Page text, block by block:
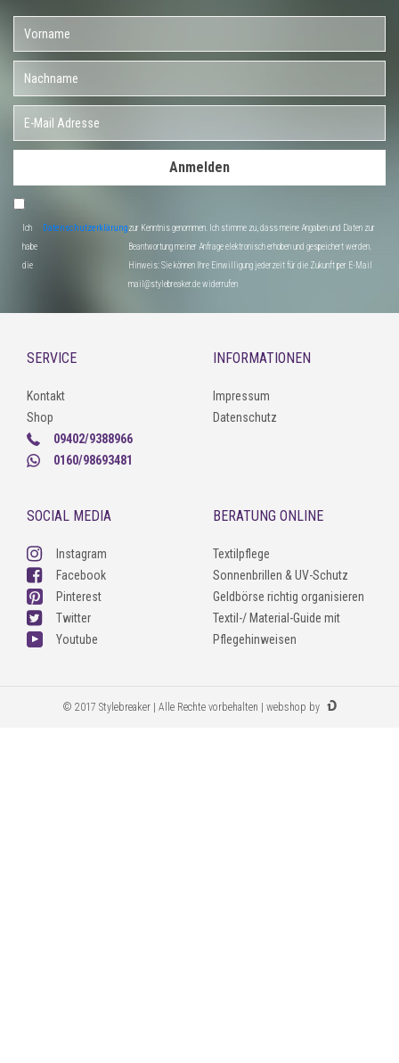
Anmelden
Ich
habe
die
Datenschutzerklärungzur Kenntnis genommen. Ich stimme zu, dass meine Angaben und Daten zur
Beantwortung meiner Anfrage elektronisch erhoben und gespeichert werden.
Hinweis: Sie können Ihre Einwilligung jederzeit für die Zukunft per E-Mail
mail@stylebreaker.de widerrufen
SERVICE
Kontakt
Shop
09402/9388966
0160/98693481
INFORMATIONEN
Impressum
Datenschutz
SOCIAL MEDIA
Instagram
Facebook
Pinterest
Twitter
Youtube
BERATUNG ONLINE
Textilpflege
Sonnenbrillen & UV-Schutz
Geldbörse richtig organisieren
Textil-/ Material-Guide mit
Pflegehinweisen
© 2017 Stylebreaker | Alle Rechte vorbehalten | webshop by